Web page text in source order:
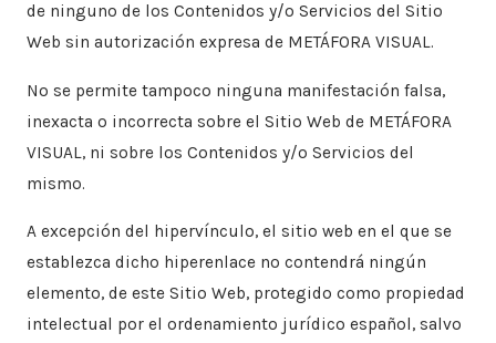
de ninguno de los Contenidos y/o Servicios del Sitio
Web sin autorización expresa de METÁFORA VISUAL.
No se permite tampoco ninguna manifestación falsa,
inexacta o incorrecta sobre el Sitio Web de METÁFORA
VISUAL, ni sobre los Contenidos y/o Servicios del
mismo.
A excepción del hipervínculo, el sitio web en el que se
establezca dicho hiperenlace no contendrá ningún
elemento, de este Sitio Web, protegido como propiedad
intelectual por el ordenamiento jurídico español, salvo